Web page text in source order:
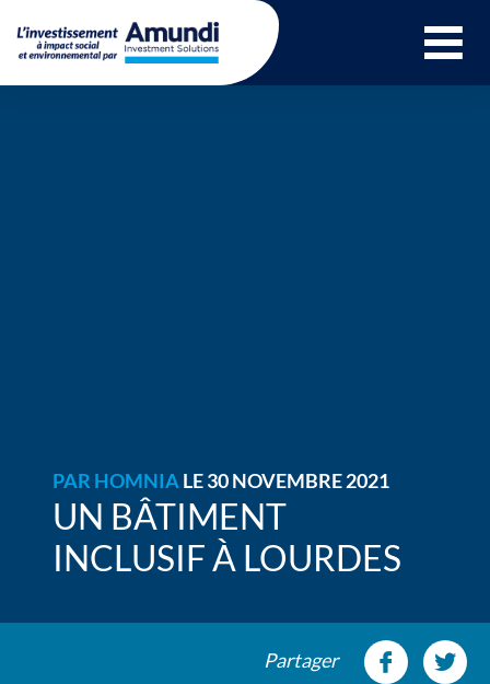
PAR HOMNIA LE 30 NOVEMBRE 2021
UN BÂTIMENT
INCLUSIF À LOURDES
Partager